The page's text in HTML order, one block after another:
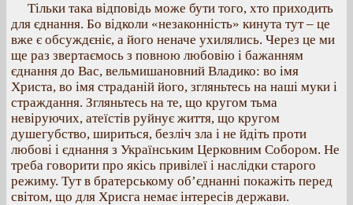
Тільки така відповідь може бути того, хто приходить
для єднання. Бо відколи «незаконність» кинута тут – це
вже є обсуждєніє, а його неначе ухилялись. Через це ми
ще раз звертаємось з повною любовію і бажанням
єднання до Вас, вельмишановний Владико: во імя
Христа, во імя страданій його, згляньтесь на наші муки і
страждання. Згляньтесь на те, що кругом тьма
невіруючих, атеїстів руйнує життя, що кругом
душегубство, шириться, безліч зла і не йдіть проти
любові і єднання з Українським Церковним Собором. Не
треба говорити про якісь привілеї і наслідки старого
режиму. Тут в братерському об’єднанні покажіть перед
світом, що для Хрисга немає інтересів держави.